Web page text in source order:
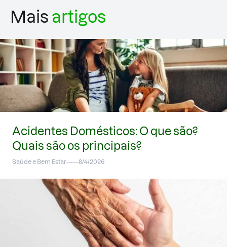
Mais artigos
Acidentes Domésticos: O que são?
Quais são os principais?
Saúde e Bem Estar 8/4/2026